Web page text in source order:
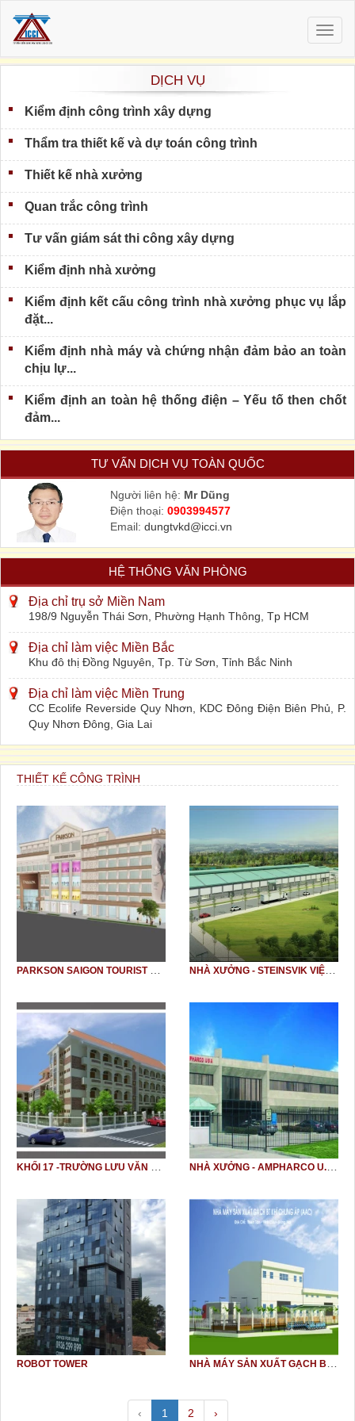
DỊCH VỤ
Kiểm định công trình xây dựng
Thẩm tra thiết kế và dự toán công trình
Thiết kế nhà xưởng
Quan trắc công trình
Tư vấn giám sát thi công xây dựng
Kiểm định nhà xưởng
Kiểm định kết cấu công trình nhà xưởng phục vụ lắp
đặt...
Kiểm định nhà máy và chứng nhận đảm bảo an toàn
chịu lự...
Kiểm định an toàn hệ thống điện – Yếu tố then chốt
đảm...
TƯ VẤN DỊCH VỤ TOÀN QUỐC
Người liên hệ: Mr Dũng
Điện thoại: 0903994577
Email: dungtvkd@icci.vn
HỆ THỐNG VĂN PHÒNG
Địa chỉ trụ sở Miền Nam
198/9 Nguyễn Thái Sơn, Phường Hạnh Thông, Tp HCM
Địa chỉ làm việc Miền Bắc
Khu đô thị Đồng Nguyên, Tp. Từ Sơn, Tỉnh Bắc Ninh
Địa chỉ làm việc Miền Trung
CC Ecolife Reverside Quy Nhơn, KDC Đông Điện Biên Phủ, P.
Quy Nhơn Đông, Gia Lai
THIẾT KẾ CÔNG TRÌNH
ROBOT TOWER
‹ 1 2 ›